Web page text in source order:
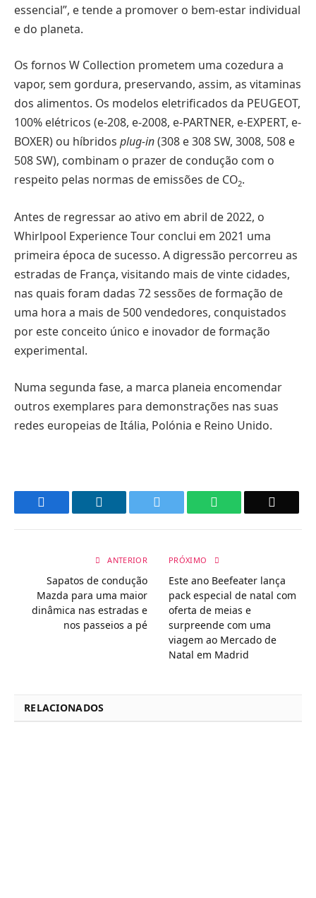
essencial”, e tende a promover o bem-estar individual
e do planeta.
Os fornos W Collection prometem uma cozedura a
vapor, sem gordura, preservando, assim, as vitaminas
dos alimentos. Os modelos eletrificados da PEUGEOT,
100% elétricos (e-208, e-2008, e-PARTNER, e-EXPERT, e-
BOXER) ou híbridos plug-in(308 e 308 SW, 3008, 508 e
508 SW), combinam o prazer de condução com o
respeito pelas normas de emissões de CO2.
Antes de regressar ao ativo em abril de 2022, o
Whirlpool Experience Tour conclui em 2021 uma
primeira época de sucesso. A digressão percorreu as
estradas de França, visitando mais de vinte cidades,
nas quais foram dadas 72 sessões de formação de
uma hora a mais de 500 vendedores, conquistados
por este conceito único e inovador de formação
experimental.
Numa segunda fase, a marca planeia encomendar
outros exemplares para demonstrações nas suas
redes europeias de Itália, Polónia e Reino Unido.
WhatsApp
ANTERIOR
Sapatos de condução
Mazda para uma maior
dinâmica nas estradas e
nos passeios a pé
PRÓXIMO
Este ano Beefeater lança
pack especial de natal com
oferta de meias e
surpreende com uma
viagem ao Mercado de
Natal em Madrid
RELACIONADOS